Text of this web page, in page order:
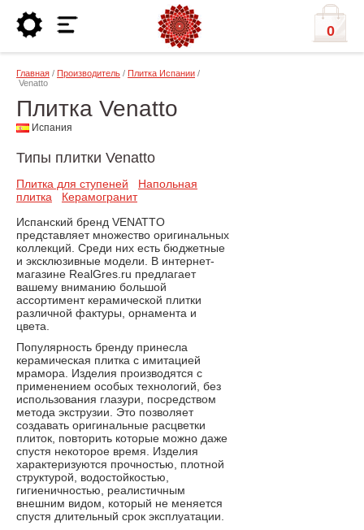
0
Главная / Производитель / Плитка Испании /
Venatto
Плитка Venatto
Испания
Типы плитки Venatto
Плитка для ступеней
Напольная
плитка
Керамогранит
Испанский бренд VENATTO
представляет множество оригинальных
коллекций. Среди них есть бюджетные
и эксклюзивные модели. В интернет-
магазине RealGres.ru предлагает
вашему вниманию большой
ассортимент керамической плитки
различной фактуры, орнамента и
цвета.
Популярность бренду принесла
керамическая плитка с имитацией
мрамора. Изделия производятся с
применением особых технологий, без
использования глазури, посредством
метода экструзии. Это позволяет
создавать оригинальные расцветки
плиток, повторить которые можно даже
спустя некоторое время. Изделия
характеризуются прочностью, плотной
структурой, водостойкостью,
гигиеничностью, реалистичным
внешним видом, который не меняется
спустя длительный срок эксплуатации.